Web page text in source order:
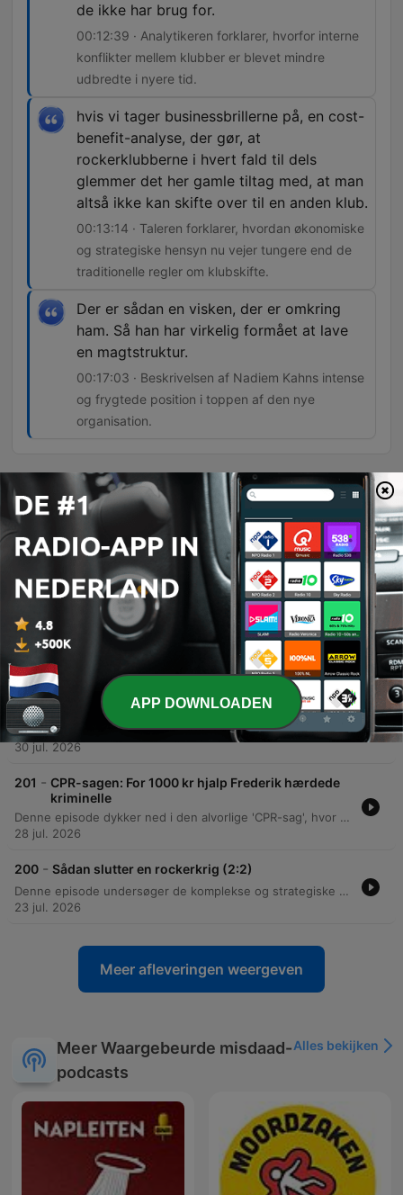
de ikke har brug for.
00:12:39 · Analytikeren forklarer, hvorfor interne
konflikter mellem klubber er blevet mindre
udbredte i nyere tid.
hvis vi tager businessbrillerne på, en cost-
benefit-analyse, der gør, at
rockerklubberne i hvert fald til dels
glemmer det her gamle tiltag med, at man
altså ikke kan skifte over til en anden klub.
00:13:14 · Taleren forklarer, hvordan økonomiske
og strategiske hensyn nu vejer tungere end de
traditionelle regler om klubskifte.
Der er sådan en visken, der er omkring
ham. Så han har virkelig formået at lave
en magtstruktur.
00:17:03 · Beskrivelsen af Nadiem Kahns intense
og frygtede position i toppen af den nye
organisation.
Afleveringen
204 - Aldrende rockerhøvding vil blive udfordret (2:2)
Denne episode undersøger Svend Svin Holsts overgang fra Hells Angels til ledelsen i Comanches og hans rolle som en erfaren 'mønsterrocker'. Gennem en samtale med en tidligere efterretningsanalytiker belyses de interne dynamikker, herunder hvordan man opnår status gennem voldsparathed eller forretningsevner. Der fokuseres desuden på de strategiske og forretningsmæssige aspekter af overgangen til Comanche/Satudara. Episoden diskuterer Nadiem Kahns rolle som forretningsmand, den nye magtstruktur i klubben, og hvordan kriminelle organisationer forsøger at undgå myndighedernes opmærksomhed gennem strategisk ledelse.
“Mønsterrockeren” og hans blodige muskelhund
(1:2)
Dette afsnit præsenterer et portræt af Svend Svin Holst og hans rejse fra Amager-mafien til en toppost i Comanches og Hells Angels. Gennem Allan Beyers beskrivelser belyses de voldelige eskaleringer i rockermiljøet, herunder det markante lufthavnskyderi i 1996. Episoden udforsker også, hvordan status opnås gennem voldelige handlinger i klubben, samt politiets metoder til overvågning af bandemiljøet via NSK.
04 aug. 2026
202 - Kaos i Nørresundby: Drabsmand har dyster
fortid
Denne episode dykker ned i det voldsomme skyderi i et industriområde i Nørresundby, hvor en 48-årig mand dræbte en 62-årig mand og skød mod politiet. Gennem interview med nyhedschef Anders Sarko Christensen fra TV2 Nord belyses hændelsesforløbet, de kaotiske omstændigheder omkring branden og gerningsmandens dystre fortid. Efterforskningen fokuserer på gerningsmandens baggrund som en lokal mand med en historik præget af våbenbesiddelse og temperament. Episoden gennemgår politiets arbejde med at sikre spor samt de vidneudsagn fra lokale borgere, der overværede den livsfarlige situation.
30 jul. 2026
201 - CPR-sagen: For 1000 kr hjalp Frederik hærdede
kriminelle
Denne episode dykker ned i den alvorlige 'CPR-sag', hvor den tidligere kommunale medarbejder Frederik Nielsen blev dømt for at sælge private oplysninger fra CPR-registeret til kriminelle via Telegram. Gennem et interview med retsreporter Astrid Mortensen belyses sagens omfang, de økonomiske aspekter af den ulovlige forretning og de juridiske konsekvenser af dette massive tillidsbrud. Samtalen udforsker desuden livet som retsjournalist, herunder vigtigheden af journalistiske netværk, udfordringerne ved at få aktindsigt og kampen mod lukkede døre i retssystemet. Der kastes også lys over de personlige omkostninger ved retssager samt kommende sager som udleveringen af Niels Holk.
28 jul. 2026
200 - Sådan slutter en rockerkrig (2:2)
Denne episode undersøger de komplekse og strategiske mekanismer bag fredsforhandlinger i bandemiljøet, herunder vigtigheden af våbenhvile og rollen som tredjepartsgarant for sikkerhed. Der kastes lys over, hvordan grupperinger kan udnytte eksisterende konflikter til egen fordel. Derudover diskuteres dynamikken i kriminelle grupperinger, hvor fredsaftaler kan bruges strategisk til at mindske politiets pres eller signalere styrke. Episoden belyser desuden udfordringerne ved moderne konflikter, der i stigende grad er drevet af økonomiske interesser og styret af internationale aktører.
23 jul. 2026
Meer afleveringen weergeven
Meer Waargebeurde misdaad-
podcasts
Alles bekijken
APP DOWNLOADEN